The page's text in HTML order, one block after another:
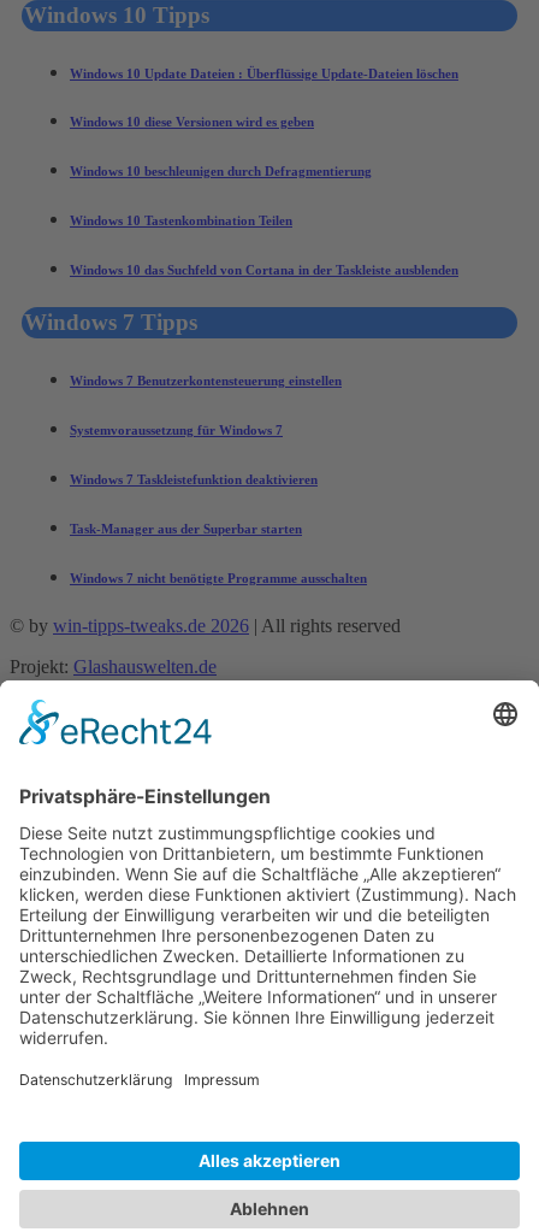
Windows 10 Tipps
Windows 10 Update Dateien : Überflüssige Update-Dateien löschen
Windows 10 diese Versionen wird es geben
Windows 10 beschleunigen durch Defragmentierung
Windows 10 Tastenkombination Teilen
Windows 10 das Suchfeld von Cortana in der Taskleiste ausblenden
Windows 7 Tipps
Windows 7 Benutzerkontensteuerung einstellen
Systemvoraussetzung für Windows 7
Windows 7 Taskleistefunktion deaktivieren
Task-Manager aus der Superbar starten
Windows 7 nicht benötigte Programme ausschalten
© by win-tipps-tweaks.de 2026 | All rights reserved
Projekt: Glashauswelten.de
Mobile Menu Toggle
Excel
Outlook
Powerpoint
Allgemein
Künstliche Intelligenz
Gemini
ChatGPT
Windows 11 Tipps Tricks
Windows 10 Tipps
Windows 8 Tipps
Windows 7 Tipps
Windows 7 Tricks
Fritzbox-Tipps
Praxistipps